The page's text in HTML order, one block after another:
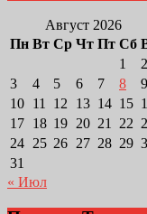
Август 2026
Пн Вт Ср Чт Пт Сб
1
2
3
4 5 6 7 8
9
10 11 12 13 14 15
17 18 19 20 21 22
24 25 26 27 28 29
31
« Июл